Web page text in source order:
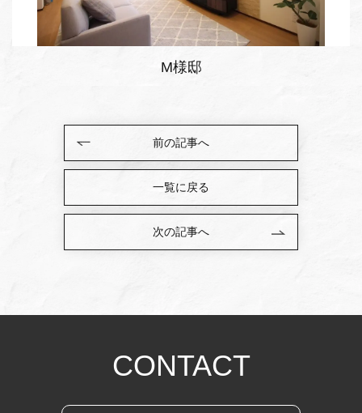
M様邸
前の記事へ
一覧に戻る
次の記事へ
CONTACT